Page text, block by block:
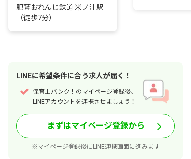
肥薩おれんじ鉄道 米ノ津駅
（徒歩7分）
LINEに希望条件に合う求人が届く！
保育士バンク！のマイページ登録後、
LINEアカウントを連携させましょう！
まずはマイページ登録から
※マイページ登録後にLINE連携画面に進みます